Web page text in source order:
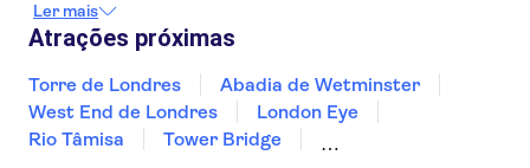
Portsmouth
Ler mais
Atrações próximas
Torre de Londres
Abadia de Wetminster
West End de Londres
London Eye
Rio Tâmisa
Tower Bridge